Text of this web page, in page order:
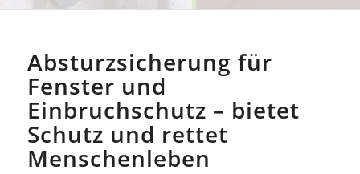
Absturzsicherung für
Fenster und
Einbruchschutz – bietet
Schutz und rettet
Menschenleben